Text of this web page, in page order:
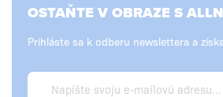
OSTAŇTE V OBRAZE S
Prihláste sa k odberu newslettera a